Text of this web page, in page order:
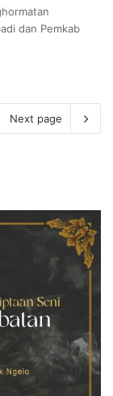
dan Pemkab
Next page